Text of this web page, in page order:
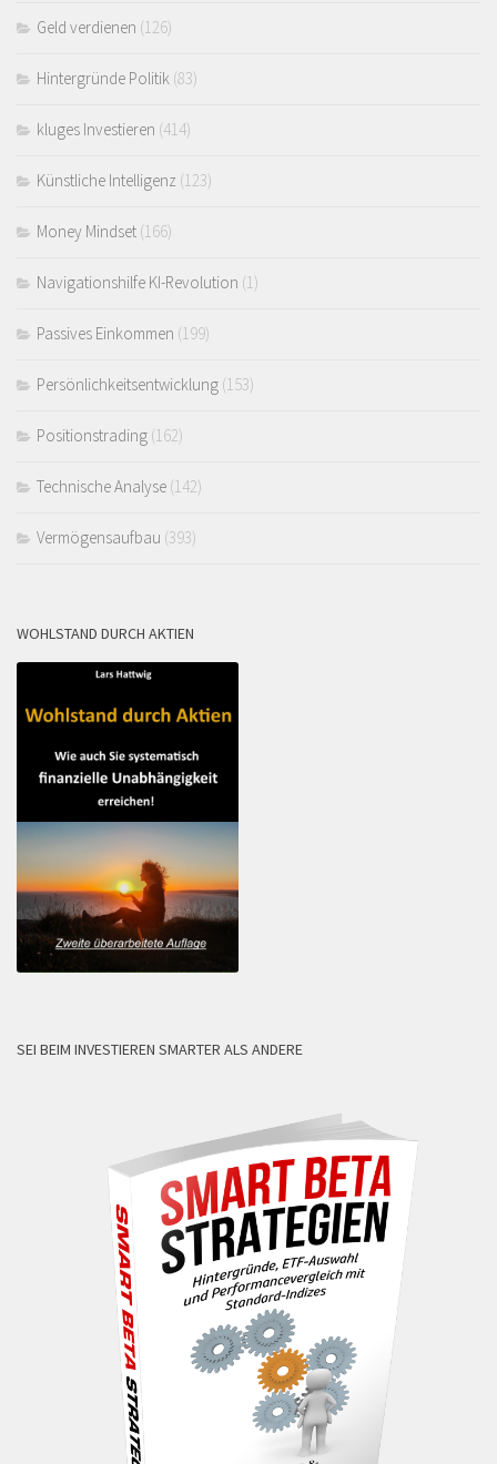
Geld verdienen (126)
Hintergründe Politik (83)
kluges Investieren (414)
Künstliche Intelligenz (123)
Money Mindset (166)
Navigationshilfe KI-Revolution (1)
Passives Einkommen (199)
Persönlichkeitsentwicklung (153)
Positionstrading (162)
Technische Analyse (142)
Vermögensaufbau (393)
WOHLSTAND DURCH AKTIEN
SEI BEIM INVESTIEREN SMARTER ALS ANDERE